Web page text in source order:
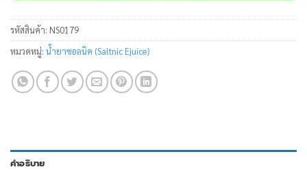
รหัสสินค้า: NS0179
หมวดหมู่: น้ำยาซอลนิค (Saltnic Ejuice)
คำอธิบาย